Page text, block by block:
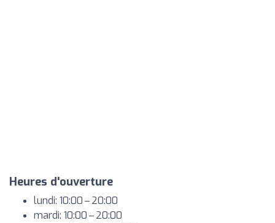
Heures d'ouverture
lundi: 10:00 – 20:00
mardi: 10:00 – 20:00